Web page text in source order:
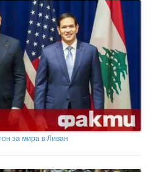
за мира в Ливан